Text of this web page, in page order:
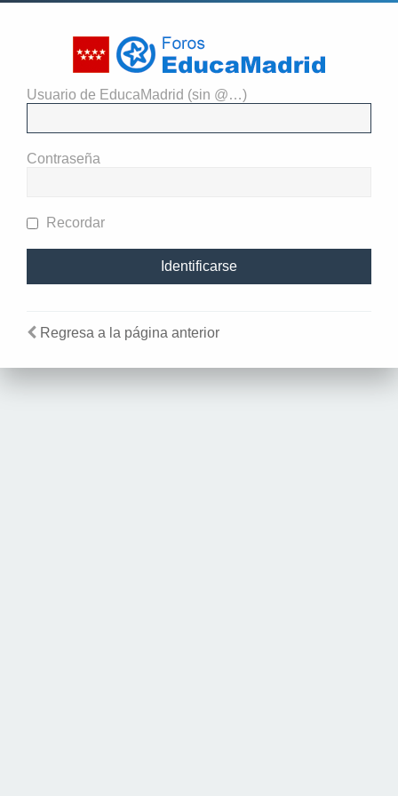
Usuario de EducaMadrid (sin @…)
Contraseña
Recordar
Regresa a la página anterior